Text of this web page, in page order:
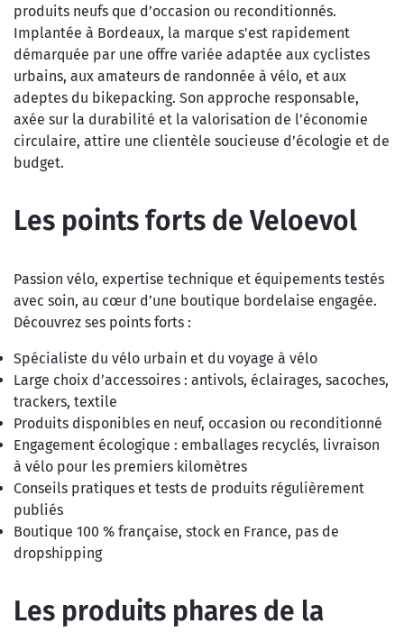
produits neufs que d’occasion ou reconditionnés.
Implantée à Bordeaux, la marque s'est rapidement
démarquée par une offre variée adaptée aux cyclistes
urbains, aux amateurs de randonnée à vélo, et aux
adeptes du bikepacking. Son approche responsable,
axée sur la durabilité et la valorisation de l’économie
circulaire, attire une clientèle soucieuse d’écologie et de
budget.
Les points forts de Veloevol
Passion vélo, expertise technique et équipements testés
avec soin, au cœur d’une boutique bordelaise engagée.
Découvrez ses points forts :
Spécialiste du vélo urbain et du voyage à vélo
Large choix d’accessoires : antivols, éclairages, sacoches,
trackers, textile
Produits disponibles en neuf, occasion ou reconditionné
Engagement écologique : emballages recyclés, livraison
à vélo pour les premiers kilomètres
Conseils pratiques et tests de produits régulièrement
publiés
Boutique 100 % française, stock en France, pas de
dropshipping
Les produits phares de la